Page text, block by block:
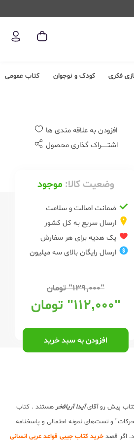
فکری کودک و نوجوان کتاب عمومی
افزودن به علاقه مندی ها
اشتــــــراک گذاری محصول
وضعیت کالا: موجود
ضمانت اصالت و سلامت
ارسال سریع به کل کشور
یک هدیه برای هر سفارش
ارسال رایگان بالای سه میلیون
"۱۳۹,۰۰۰" تومان
"۱۱۲,۰۰۰" تومان
افزودن به سبد خرید
پیش رو آقایآیدا آریافخرهستند . کتاب
و تست‌های نمونه احتمالی و پاسخنامه
اگر قصد خرید کتاب جیبی قواعد عربی انسانی